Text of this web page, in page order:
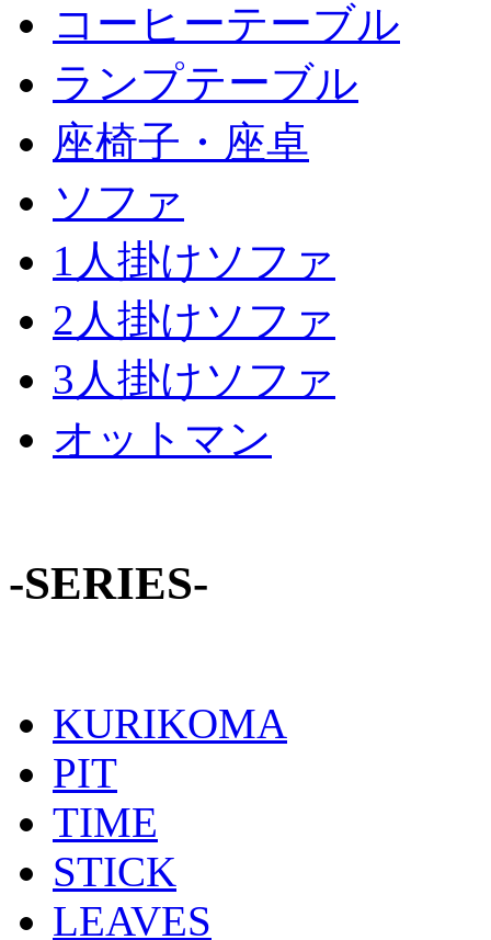
コーヒーテーブル
ランプテーブル
座椅子・座卓
ソファ
1人掛けソファ
2人掛けソファ
3人掛けソファ
オットマン
-SERIES-
KURIKOMA
PIT
TIME
STICK
LEAVES